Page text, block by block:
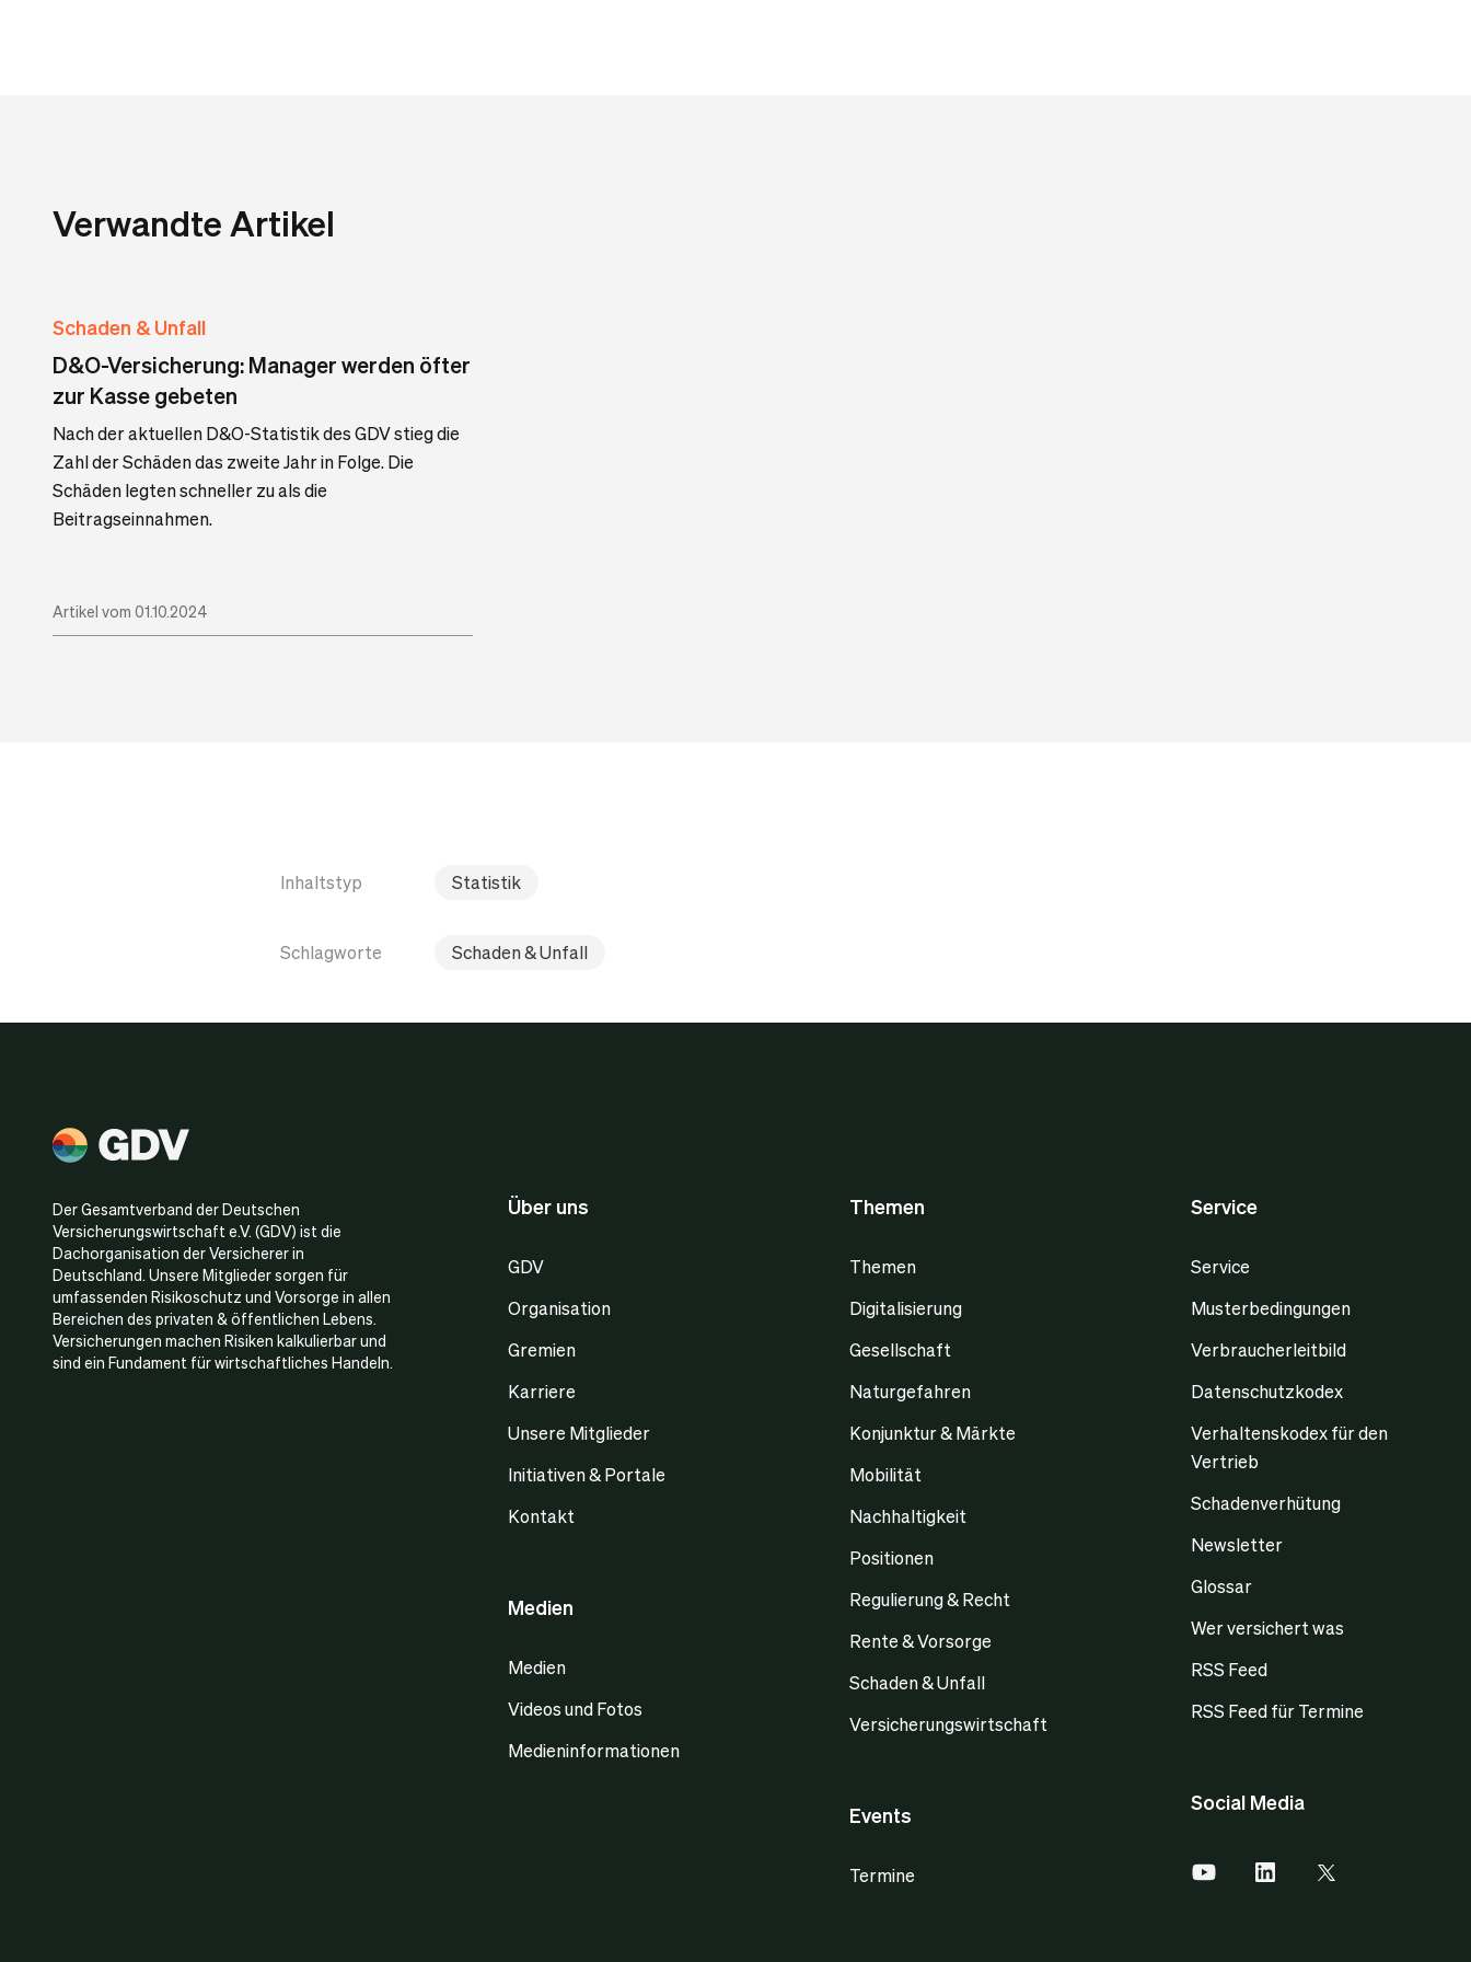
Verwandte Artikel
Schaden & Unfall
D&O-Versicherung: Manager werden öfter
zur Kasse gebeten
Nach der aktuellen D&O-Statistik des GDV stieg die
Zahl der Schäden das zweite Jahr in Folge. Die
Schäden legten schneller zu als die
Beitragseinnahmen.
Artikel vom 01.10.2024
Inhaltstyp Statistik
Schlagworte Schaden & Unfall
Der Gesamtverband der Deutschen
Versicherungswirtschaft e.V. (GDV) ist die
Dachorganisation der Versicherer in
Deutschland. Unsere Mitglieder sorgen für
umfassenden Risikoschutz und Vorsorge in allen
Bereichen des privaten & öffentlichen Lebens.
Versicherungen machen Risiken kalkulierbar und
sind ein Fundament für wirtschaftliches Handeln.
Über uns
GDV
Organisation
Gremien
Karriere
Unsere Mitglieder
Initiativen & Portale
Kontakt
Medien
Medien
Videos und Fotos
Medieninformationen
Themen
Themen
Digitalisierung
Gesellschaft
Naturgefahren
Konjunktur & Märkte
Mobilität
Nachhaltigkeit
Positionen
Regulierung & Recht
Rente & Vorsorge
Schaden & Unfall
Versicherungswirtschaft
Events
Termine
Service
Service
Musterbedingungen
Verbraucherleitbild
Datenschutzkodex
Verhaltenskodex für den
Vertrieb
Schadenverhütung
Newsletter
Glossar
Wer versichert was
RSS Feed
RSS Feed für Termine
Social Media